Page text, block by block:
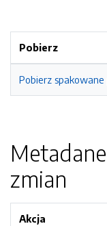
Pobierz
Pobierz spakowane
zmian
Akcja